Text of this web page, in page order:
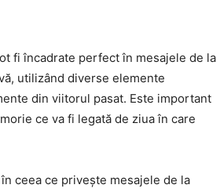
fi încadrate perfect în mesajele de la
utilizând diverse elemente
din viitorul pasat. Este important
ce va fi legată de ziua în care
ceea ce privește mesajele de la